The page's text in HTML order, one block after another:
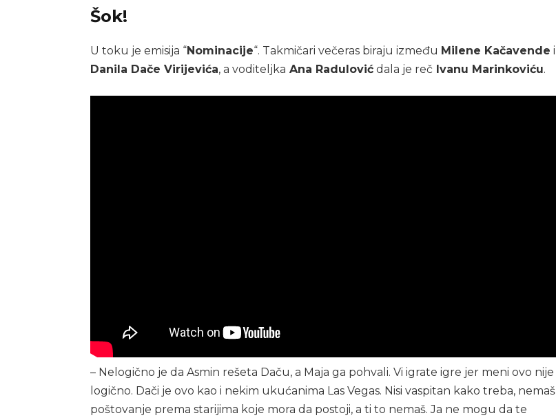
Šok!
U toku je emisija “Nominacije“. Takmičari večeras biraju između Milene Kačavende i
Danila Dače Virijevića, a voditeljka Ana Radulović dala je reč Ivanu Marinkoviću.
– Nelogično je da Asmin rešeta Daču, a Maja ga pohvali. Vi igrate igre jer meni ovo nije
logično. Dači je ovo kao i nekim ukućanima Las Vegas. Nisi vaspitan kako treba, nemaš
poštovanje prema starijima koje mora da postoji, a ti to nemaš. Ja ne mogu da te